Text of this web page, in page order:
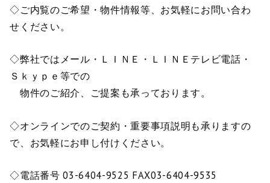
◇ご内覧のご希望・物件情報等、お気軽にお問い合わ
せください。
◇弊社ではメール・ＬＩＮＥ・ＬＩＮＥテレビ電話・
Ｓｋｙｐｅ等での
物件のご紹介、ご提案も承っております。
◇オンラインでのご契約・重要事項説明も承りますの
で、お気軽にお申し付けください。
◇電話番号 03-6404-9525 FAX03-6404-9535